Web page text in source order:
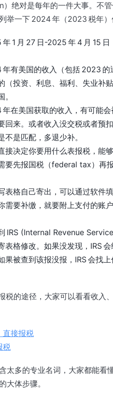
绝对是每年的一件大事。不
举一下 2024 年（2023 税年）
年 1 月 27 日-2025 年 4 月 15
有美国的收入（包括 2023 的
（投资、利息、福利、失业补
年在美国获取的收入，有可能
回来。或者收入没交税或者预
不是匹配，多退少补。
接决定你要用什么表报税，能
要先报国税（federal tax）再
表格自己寄出，可以通过软件
需要补缴，就要附上支付的账
IRS (Internal Revenue
表格修改。如果没发现，IRS
果被查到该报没报，IRS 会找
税的途径，大家可以看看收入
直接报税
税
太多的专业名词，大家都能看
大体步骤。